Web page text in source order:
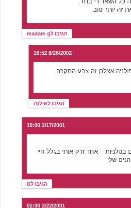
זה יותר טוב.
הגיבו לmadam g
8/26/2002 16:52
אצלכן זה צבע התקרה
הגיבו לאילנה
2/17/2001 19:00
– אחד זרק אותי בגלל חיי
שלי
הגיבו למ
2/22/2001 02:00